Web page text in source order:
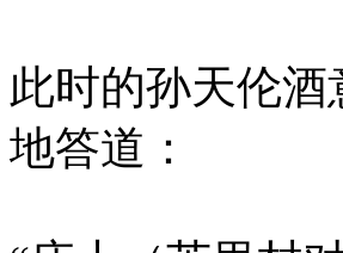
此时的孙天伦
地答道：